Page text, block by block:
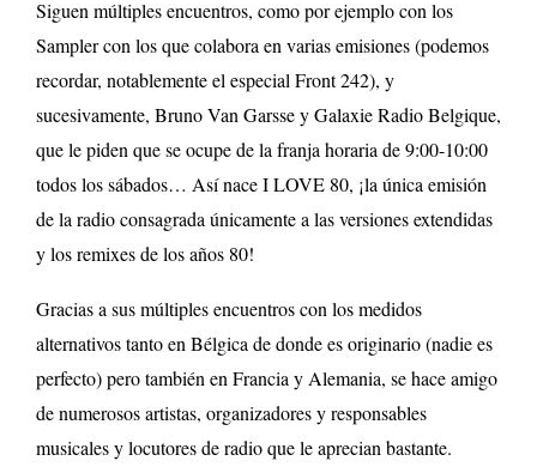
Siguen múltiples encuentros, como por ejemplo con los
Sampler con los que colabora en varias emisiones (podemos
recordar, notablemente el especial Front 242), y
sucesivamente, Bruno Van Garsse y Galaxie Radio Belgique,
que le piden que se ocupe de la franja horaria de 9:00-10:00
todos los sábados… Así nace I LOVE 80, ¡la única emisión
de la radio consagrada únicamente a las versiones extendidas
y los remixes de los años 80!
Gracias a sus múltiples encuentros con los medidos
alternativos tanto en Bélgica de donde es originario (nadie es
perfecto) pero también en Francia y Alemania, se hace amigo
de numerosos artistas, organizadores y responsables
musicales y locutores de radio que le aprecian bastante.